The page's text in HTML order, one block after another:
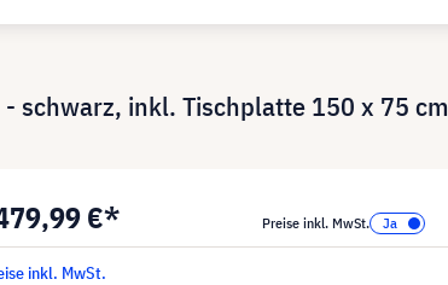
schwarz, inkl. Tischplatte 150 x 75 cm
€* Preise inkl. MwSt.
inkl. MwSt.